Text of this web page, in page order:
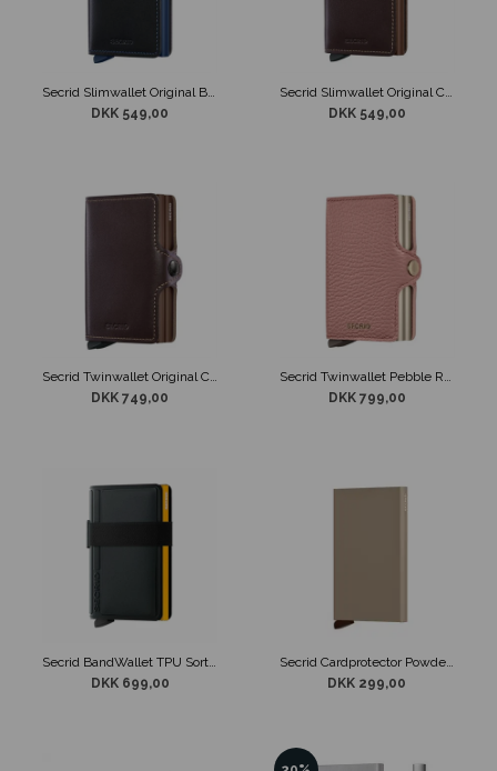
DKK 549,00
Secrid Slimwallet Original Chocolate
DKK 549,00
Secrid Twinwallet Original Chocolate
DKK 749,00
Secrid Twinwallet Pebble Rose
DKK 799,00
Secrid BandWallet TPU Sort / Ochre
DKK 699,00
Secrid Cardprotector Powder Desert
DKK 299,00